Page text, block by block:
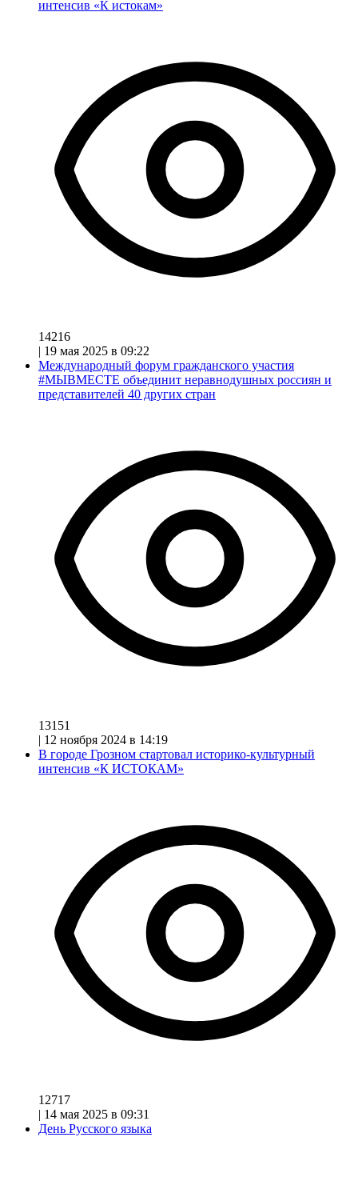
интенсив «К истокам»
14216
| 19 мая 2025 в 09:22
Международный форум гражданского участия
#МЫВМЕСТЕ объединит неравнодушных россиян и
представителей 40 других стран
13151
| 12 ноября 2024 в 14:19
В городе Грозном стартовал историко-культурный
интенсив «К ИСТОКАМ»
12717
| 14 мая 2025 в 09:31
День Русского языка